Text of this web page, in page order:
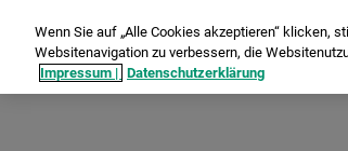
Wenn Sie auf „Alle Cookies akzeptieren“ klicken,
Websitenavigation zu verbessern, die
Impressum | Datenschutzerklärung